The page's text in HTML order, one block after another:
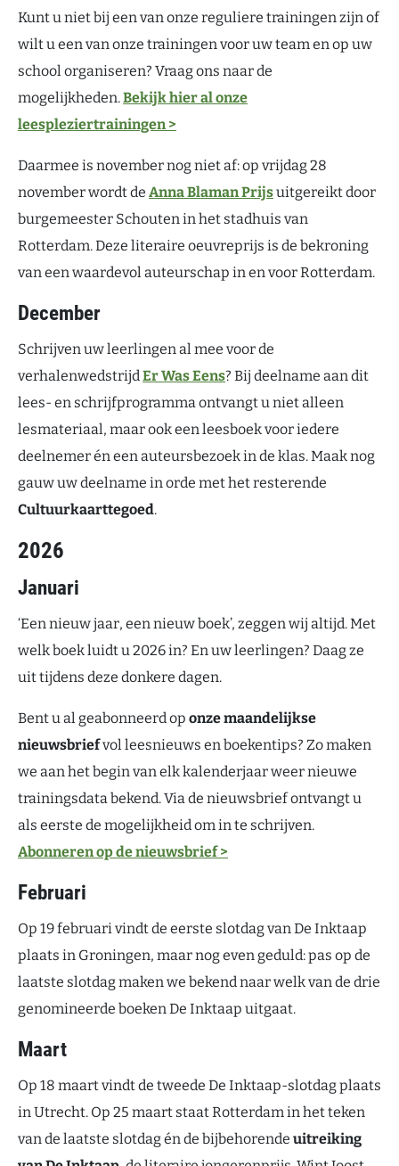
Kunt u niet bij een van onze reguliere trainingen zijn of
wilt u een van onze trainingen voor uw team en op uw
school organiseren? Vraag ons naar de
mogelijkheden.Bekijk hier al onze
leespleziertrainingen >
Daarmee is november nog niet af: op vrijdag 28
november wordt de Anna Blaman Prijsuitgereikt door
burgemeester Schouten in het stadhuis van
Rotterdam. Deze literaire oeuvreprijs is de bekroning
van een waardevol auteurschap in en voor Rotterdam.
December
Schrijven uw leerlingen al mee voor de
verhalenwedstrijdEr Was Eens? Bij deelname aan dit
lees- en schrijfprogramma ontvangt u niet alleen
lesmateriaal, maar ook een leesboek voor iedere
deelnemer én een auteursbezoek in de klas. Maak nog
gauw uw deelname in orde met het resterende
Cultuurkaarttegoed.
2026
Januari
‘Een nieuw jaar, een nieuw boek’, zeggen wij altijd. Met
welk boek luidt u 2026 in? En uw leerlingen? Daag ze
uit tijdens deze donkere dagen.
Bent u al geabonneerd op onze maandelijkse
nieuwsbriefvol leesnieuws en boekentips? Zo maken
we aan het begin van elk kalenderjaar weer nieuwe
trainingsdata bekend. Via de nieuwsbrief ontvangt u
als eerste de mogelijkheid om in te schrijven.
Abonneren op de nieuwsbrief >
Februari
Op 19 februari vindt de eerste slotdag van De Inktaap
plaats in Groningen, maar nog even geduld: pas op de
laatste slotdag maken we bekend naar welk van de drie
genomineerde boeken De Inktaap uitgaat.
Maart
Op 18 maart vindt de tweede De Inktaap-slotdag plaats
in Utrecht. Op 25 maart staat Rotterdam in het teken
van de laatste slotdag én de bijbehorende uitreiking